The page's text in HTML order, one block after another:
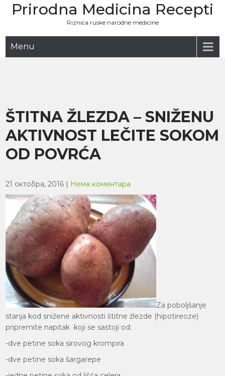
SkipPrirodna Medicina Recepti
Riznica ruske narodne medicine
Menu
ŠTITNA ŽLEZDA – SNIŽENU
AKTIVNOST LEČITE SOKOM
OD POVRĆA
21 октобра, 2016 | Нема коментара
Za poboljšanje
stanja kod snižene aktivnosti štitne žlezde (hipotireoze)
pripremite napitak koji se sastoji od:
-dve petine soka sirovog krompira
-dve petine soka šargarepe